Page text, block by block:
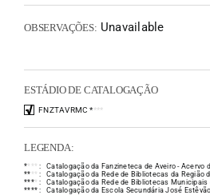
OBSERVAÇÕES: Unavailable
ESTÁDIO DE CATALOGAÇÃO
FNZTAVRMC ****
LEGENDA:
** * * :
Catalogação da Fanzineteca de Aveiro - Acervo
** * * :
Catalogação da Rede de Bibliotecas da Região
**** :
Catalogação da Rede de Bibliotecas Municipais
**** : Catalogação da Escola Secundária José Estêvão